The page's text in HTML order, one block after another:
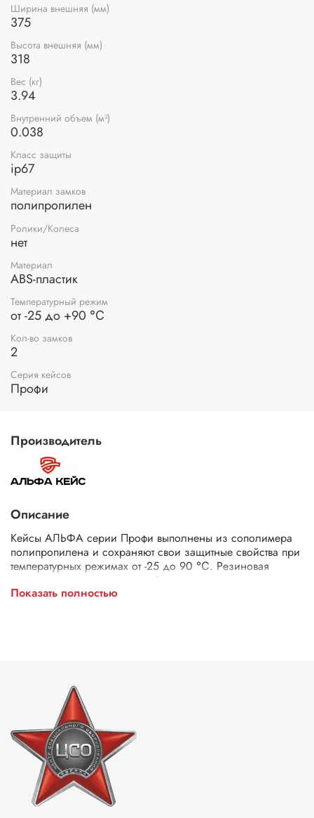
Ширина внешняя (мм)
375
Высота внешняя (мм)
318
Вес (кг)
3.94
Внутренний объем (м³)
0.038
Класс защиты
ip67
Материал замков
полипропилен
Ролики/Колеса
нет
Материал
ABS-пластик
Температурный режим
от -25 до +90 ℃
Кол-во замков
2
Серия кейсов
Профи
Производитель
Описание
Кейсы АЛЬФА серии Профи выполнены из сополимера
полипропилена и сохраняют свои защитные свойства при
температурных режимах от -25 до 90 ℃. Резиновая
прокладка делает данные кейсы герметичными и
водонепроницаемыми. На всех моделях имеется клапан
Показать полностью